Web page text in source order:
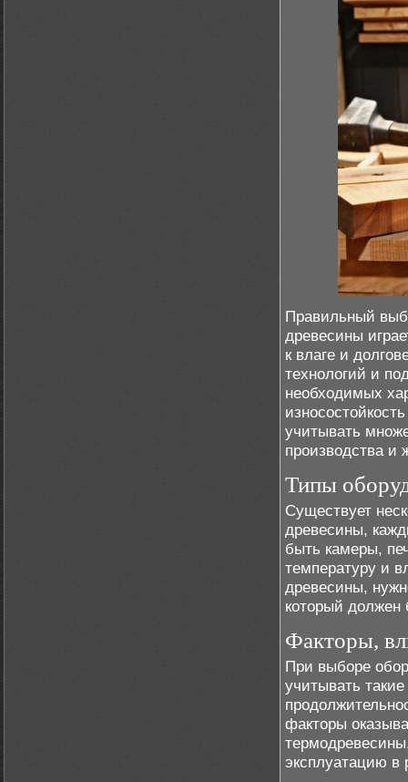
Правильный
древесины
к влаге и
технологий и
необходимых
учитывать
производства и
Типы
Существует
древесины,
быть камеры,
температуру и
древесины,
который должен
Факторы,
При выборе
учитывать
факторы
эксплуатацию в